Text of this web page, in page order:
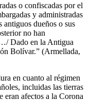
o confiscadas por el
y administradas
antiguos dueños o sus
no han
Dado en la Antigua
Bolívar.” (Armellada,
en cuanto al régimen
incluidas las tierras
eran afectos a la Corona